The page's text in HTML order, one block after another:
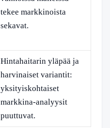
tekee markkinoista
sekavat.
Hintahaitarin yläpää ja
harvinaiset variantit:
yksityiskohtaiset
markkina-analyysit
puuttuvat.